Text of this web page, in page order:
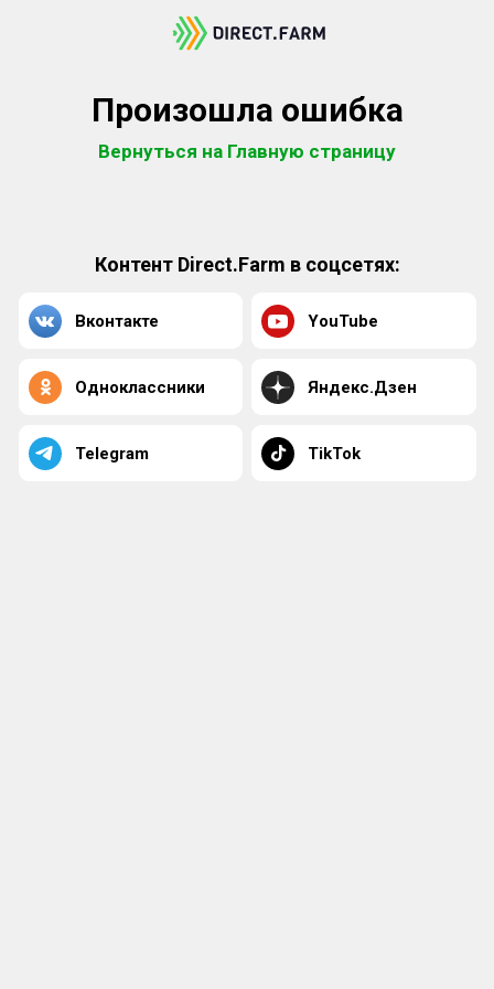
Произошла ошибка
Вернуться на Главную страницу
Контент Direct.Farm в соцсетях:
Вконтакте YouTube
Одноклассники Яндекс.Дзен
Telegram TikTok